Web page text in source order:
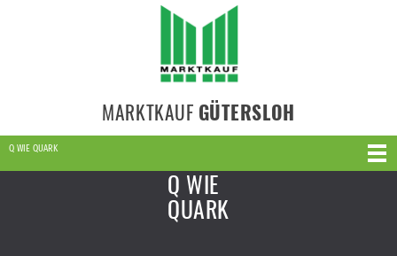
MARKTKAUF GÜTERSLOH
Q WIE QUARK
Q WIE
QUARK